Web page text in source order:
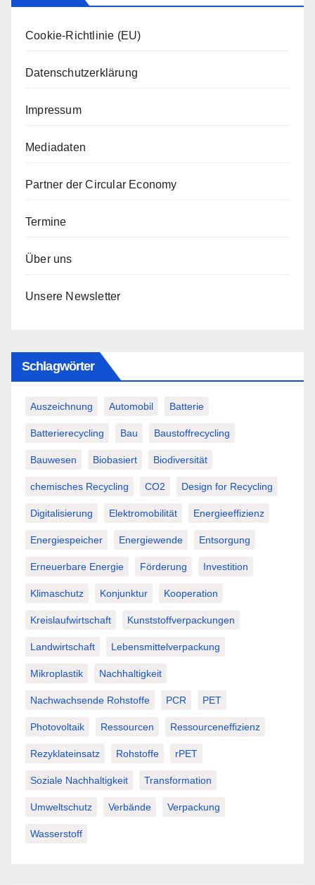
Cookie-Richtlinie (EU)
Datenschutzerklärung
Impressum
Mediadaten
Partner der Circular Economy
Termine
Über uns
Unsere Newsletter
Schlagwörter
Auszeichnung Automobil Batterie
Batterierecycling Bau Baustoffrecycling
Bauwesen Biobasiert Biodiversität
chemisches Recycling CO2 Design for Recycling
Digitalisierung Elektromobilität Energieeffizienz
Energiespeicher Energiewende Entsorgung
Erneuerbare Energie Förderung Investition
Klimaschutz Konjunktur Kooperation
Kreislaufwirtschaft Kunststoffverpackungen
Landwirtschaft Lebensmittelverpackung
Mikroplastik Nachhaltigkeit
Nachwachsende Rohstoffe PCR PET
Photovoltaik Ressourcen Ressourceneffizienz
Rezyklateinsatz Rohstoffe rPET
Soziale Nachhaltigkeit Transformation
Umweltschutz Verbände Verpackung
Wasserstoff